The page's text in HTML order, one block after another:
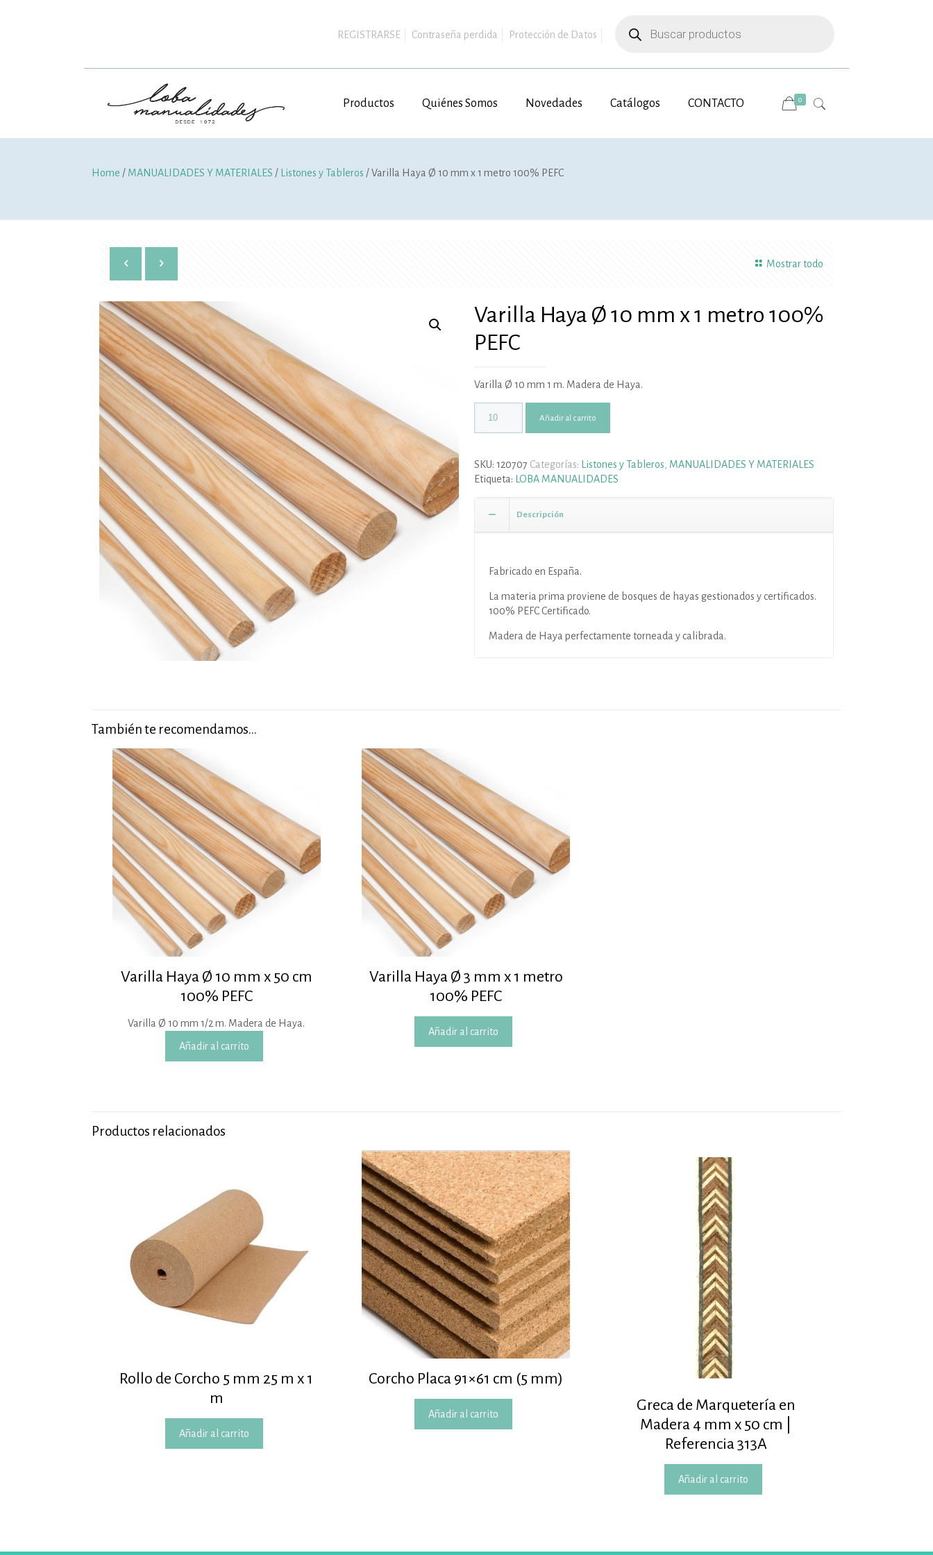
REGISTRARSE Contraseña perdida Protección de Datos
productos
Productos Quiénes Somos Novedades Catálogos CONTACTO 0
Home / MANUALIDADES Y MATERIALES / Listones y Tableros / Varilla Haya Ø 10 mm x 1 metro 100% PEFC
Mostrar todo
Varilla Haya Ø 10 mm x 1 metro 100%
PEFC
Varilla Ø 10 mm 1 m. Madera de Haya.
Añadir al carrito
SKU: 120707 Categorías: Listones y Tableros MANUALIDADES Y MATERIALES
Etiqueta:
LOBA MANUALIDADES
Descripción
Fabricado en España.
La materia prima proviene de bosques de hayas gestionados y certificados.
100% PEFC Certificado.
Madera de Haya perfectamente torneada y calibrada.
También te recomendamos…
Varilla Haya Ø 10 mm x 50 cm
100% PEFC
Varilla Ø 10 mm 1/2 m. Madera de Haya.
Añadir al carrito
Varilla Haya Ø 3 mm x 1 metro
100% PEFC
Añadir al carrito
Productos relacionados
Rollo de Corcho 5 mm 25 m x 1
m
Añadir al carrito
Corcho Placa 91×61 cm (5 mm)
Añadir al carrito
Greca de Marquetería en
Madera 4 mm x 50 cm |
Referencia 313A
Añadir al carrito